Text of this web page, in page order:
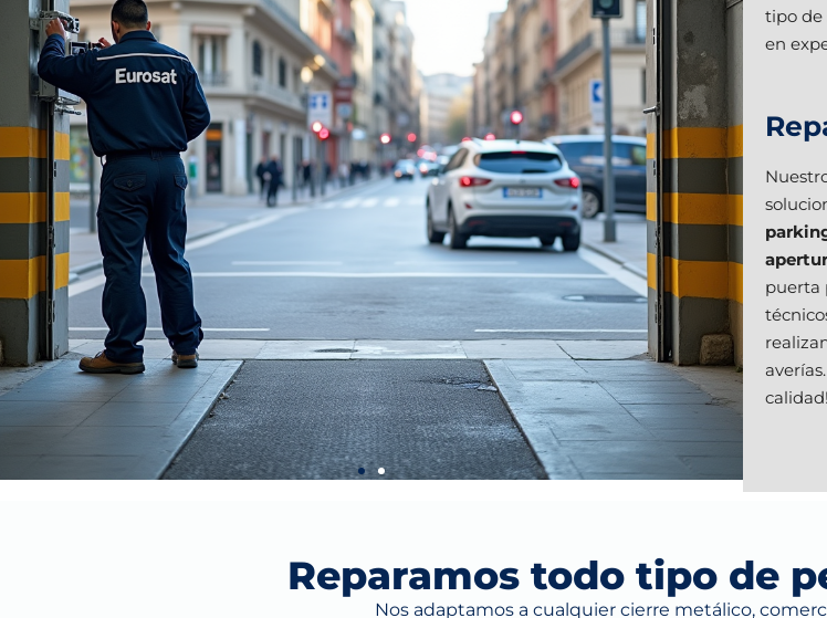
tipo de
en
puerta
calidad!
Reparamos todo tipo de
Nos adaptamos a cualquier cierre metálico,